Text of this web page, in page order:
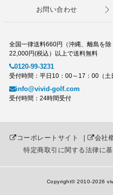
お問い合わせ
全国一律送料660円（沖縄、離島を除
22,000円(税込）以上で送料無料
0120-99-3231
受付時間：平日10：00～17：00（土
info@vivid-golf.com
受付時間：24時間受付
コーポレートサイト ｜ 会社
特定商取引に関する法律に
Copyright© 2010-2026